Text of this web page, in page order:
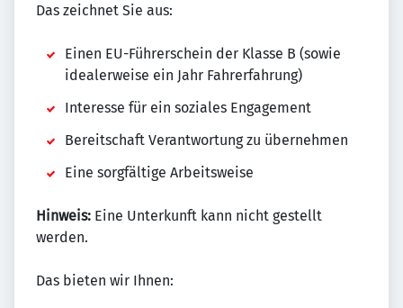
Das zeichnet Sie aus:
Einen EU-Führerschein der Klasse B (sowie
idealerweise ein Jahr Fahrerfahrung)
Interesse für ein soziales Engagement
Bereitschaft Verantwortung zu übernehmen
Eine sorgfältige Arbeitsweise
Hinweis: Eine Unterkunft kann nicht gestellt
werden.
Das bieten wir Ihnen: